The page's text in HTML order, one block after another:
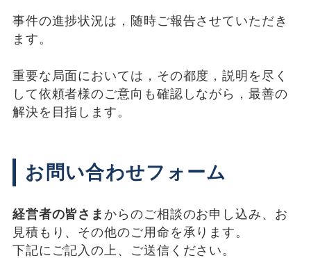
事件の進捗状況は，随時ご報告させていただき
ます。
重要な局面においては，その都度，説明を尽く
して依頼者様のご意向も確認しながら，最善の
解決を目指します。
お問い合わせフォーム
経営者の皆さま からのご相談のお申し込み、お
見積もり、その他のご用命を承ります。
下記にご記入の上、ご送信ください。